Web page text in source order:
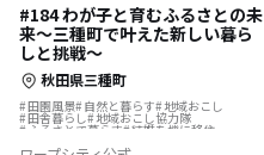
#184 わが子と育むふるさとの未
来〜三種町で叶えた新しい暮ら
しと挑戦〜
秋田県三種町
田園風景 自然と暮らす 地域おこし
田舎暮らし 地域おこし協力隊
ふるさとで暮らす 結婚を機に移住